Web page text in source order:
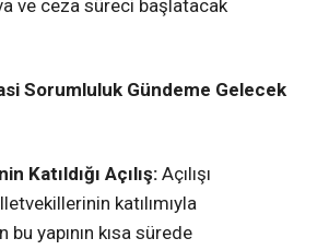
ve ceza süreci başlatacak
Sorumluluk Gündeme Gelecek
Katıldığı Açılış:Açılışı
katılımıyla
yapının kısa sürede